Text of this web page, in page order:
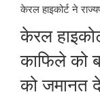
केरल हाइकोर्ट ने
केरल
काफिले को
को जमानत